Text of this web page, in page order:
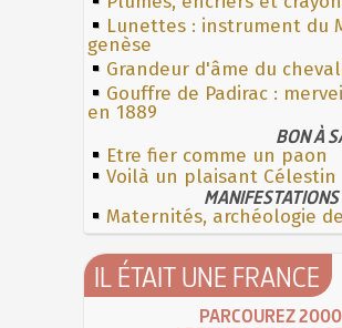
Lunettes : instrument du
genèse
Grandeur d'âme du
Gouffre de Padirac :
en 1889
BON À
Etre fier comme un paon
Voilà un plaisant Célestin
Maternités, archéologie
IL ÉTAIT UNE FRANCE
PARCOUREZ